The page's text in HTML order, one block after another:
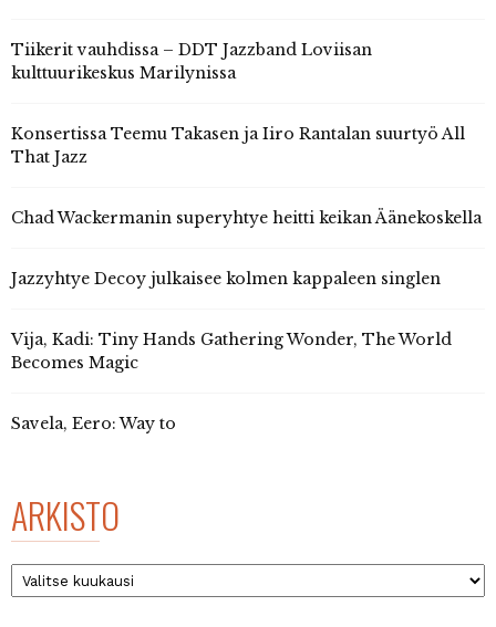
Tiikerit vauhdissa – DDT Jazzband Loviisan
kulttuurikeskus Marilynissa
Konsertissa Teemu Takasen ja Iiro Rantalan suurtyö All
That Jazz
Chad Wackermanin superyhtye heitti keikan Äänekoskella
Jazzyhtye Decoy julkaisee kolmen kappaleen singlen
Vija, Kadi: Tiny Hands Gathering Wonder, The World
Becomes Magic
Savela, Eero: Way to
ARKISTO
Arkisto